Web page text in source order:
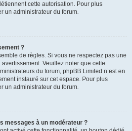
cette autorisation. Pour plus
un administrateur du forum.
?
de règles. Si vous ne respectez pas une
Veuillez noter que cette
du forum, phpBB Limited n’est en
instauré sur cet espace. Pour plus
un administrateur du forum.
messages à un modérateur ?